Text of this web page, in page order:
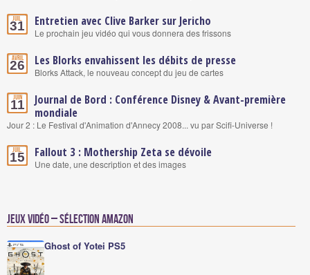
Juil.
31 Entretien avec Clive Barker sur Jericho
Le prochain jeu vidéo qui vous donnera des frissons
Avril
26 Les Blorks envahissent les débits de presse
Blorks Attack, le nouveau concept du jeu de cartes
Juin
11
Journal de Bord : Conférence Disney & Avant-première
mondiale
Jour 2 : Le Festival d'Animation d'Annecy 2008... vu par Scifi-Universe !
Juil.
15 Fallout 3 : Mothership Zeta se dévoile
Une date, une description et des images
Jeux vidéo – Sélection Amazon
Ghost of Yotei PS5